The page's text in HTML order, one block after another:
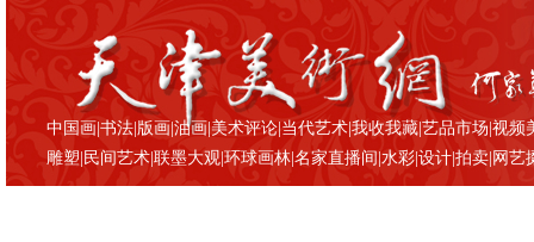
中国画 |书法 版画 |油画 |美术评论 当代艺术 |我收我藏 |艺品市场 |视频
雕塑 民间艺术 |联墨大观 |环球画林 |名家直播间 |水彩 |设计 |拍卖 网艺